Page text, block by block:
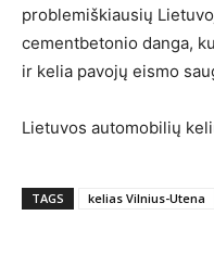
problemiškiausių
cementbetonio danga,
ir kelia pavojų eismo
Lietuvos automobilių
TAGS kelias Vilnius-Utena